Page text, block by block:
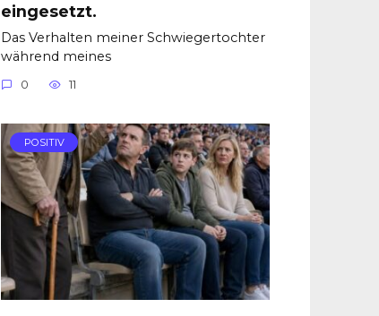
eingesetzt.
Das Verhalten meiner Schwiegertochter
während meines
0 11
POSITIV